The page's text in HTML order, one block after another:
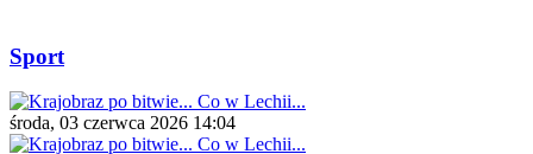
Sport
środa, 03 czerwca 2026 14:04